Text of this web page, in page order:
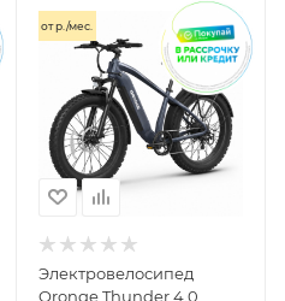
отр./мес.
Электровелосипед
Qronge Thunder 4.0